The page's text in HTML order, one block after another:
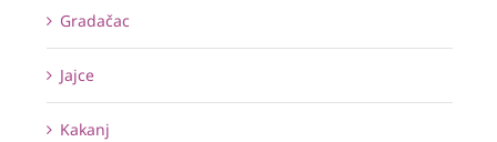
Gradačac
Jajce
Kakanj